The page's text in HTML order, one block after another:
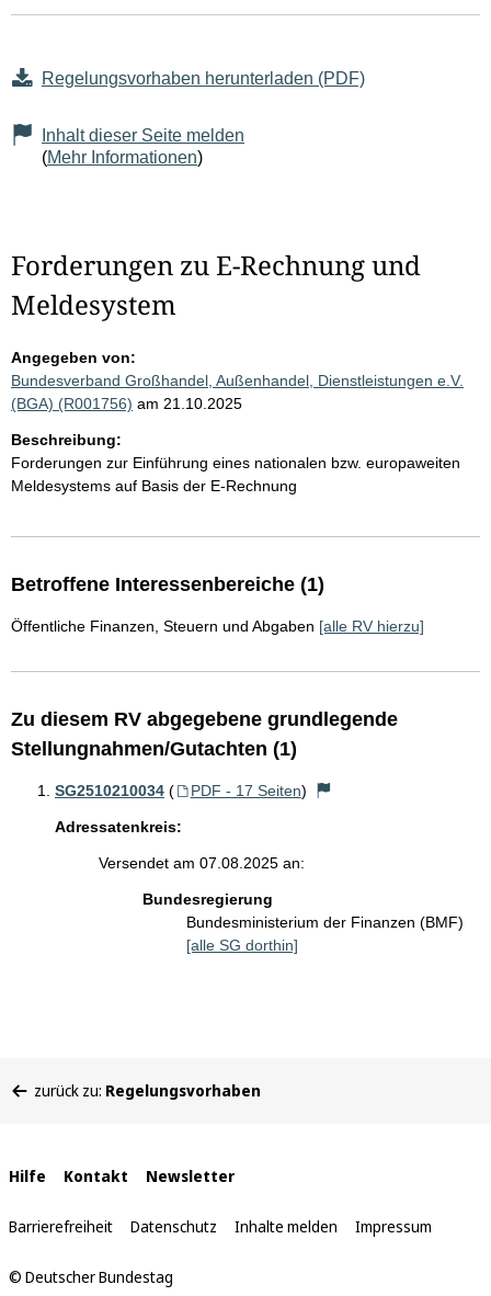
Regelungsvorhaben herunterladen (PDF)
Inhalt dieser Seite melden
(Mehr Informationen)
Forderungen zu E-Rechnung und
Meldesystem
Angegeben von:
Bundesverband Großhandel, Außenhandel, Dienstleistungen e.V.
(BGA) (R001756) am 21.10.2025
Beschreibung:
Forderungen zur Einführung eines nationalen bzw. europaweiten
Meldesystems auf Basis der E-Rechnung
Betroffene Interessenbereiche (1)
Öffentliche Finanzen, Steuern und Abgaben [alle RV hierzu]
Zu diesem RV abgegebene grundlegende
Stellungnahmen/Gutachten (1)
SG2510210034 ( PDF - 17 Seiten)
Adressatenkreis:
Versendet am 07.08.2025 an:
Bundesregierung
Bundesministerium der Finanzen (BMF)
[alle SG dorthin]
befinden
zurück zu: Regelungsvorhaben
Interne
Links
Hilfe Kontakt Newsletter
Barrierefreiheit Datenschutz Inhalte melden Impressum
© Deutscher Bundestag